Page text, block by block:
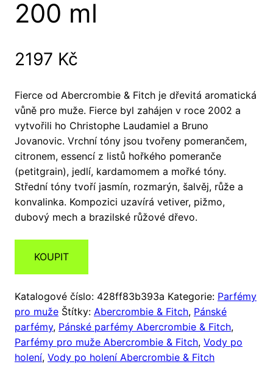
200 ml
2197 Kč
Fierce od Abercrombie & Fitch je dřevitá aromatická
vůně pro muže. Fierce byl zahájen v roce 2002 a
vytvořili ho Christophe Laudamiel a Bruno
Jovanovic. Vrchní tóny jsou tvořeny pomerančem,
citronem, essencí z listů hořkého pomeranče
(petitgrain), jedlí, kardamomem a mořké tóny.
Střední tóny tvoří jasmín, rozmarýn, šalvěj, růže a
konvalinka. Kompozici uzavírá vetiver, pižmo,
dubový mech a brazilské růžové dřevo.
KOUPIT
Katalogové číslo: 428ff83b393a Kategorie: Parfémy
pro muže Štítky: Abercrombie & Fitch, Pánské
parfémy, Pánské parfémy Abercrombie & Fitch,
Parfémy pro muže Abercrombie & Fitch, Vody po
holení, Vody po holení Abercrombie & Fitch